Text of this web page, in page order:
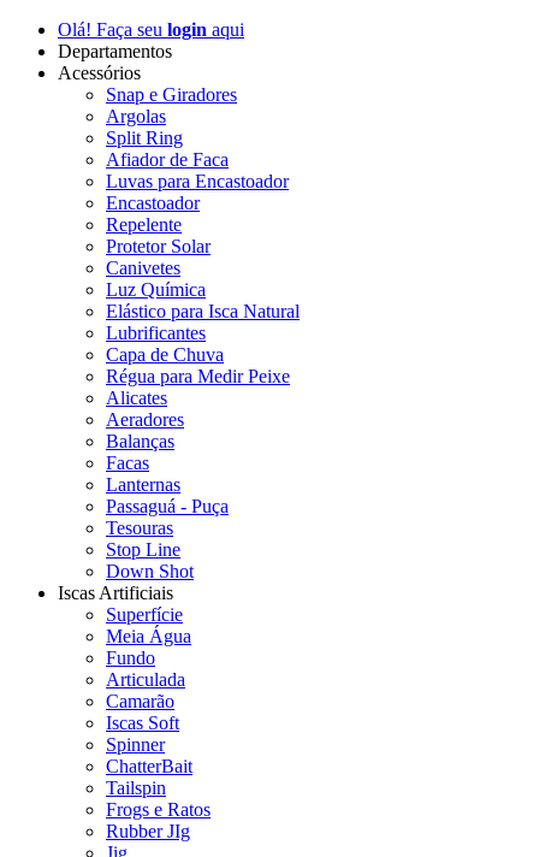
Olá! Faça seu login aqui
Departamentos
Acessórios
Snap e Giradores
Argolas
Split Ring
Afiador de Faca
Luvas para Encastoador
Encastoador
Repelente
Protetor Solar
Canivetes
Luz Química
Elástico para Isca Natural
Lubrificantes
Capa de Chuva
Régua para Medir Peixe
Alicates
Aeradores
Balanças
Facas
Lanternas
Passaguá - Puça
Tesouras
Stop Line
Down Shot
Iscas Artificiais
Superfície
Meia Água
Fundo
Articulada
Camarão
Iscas Soft
Spinner
ChatterBait
Tailspin
Frogs e Ratos
Rubber JIg
Jig